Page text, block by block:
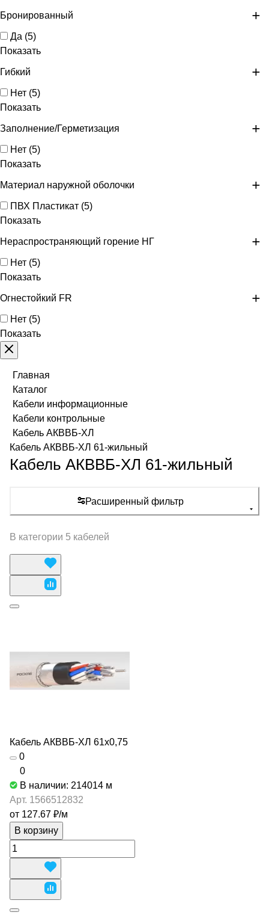
Бронированный
Да (5)
Показать
Гибкий
Нет (5)
Показать
Заполнение/Герметизация
Нет (5)
Показать
Материал наружной оболочки
ПВХ Пластикат (5)
Показать
Нераспространяющий горение НГ
Нет (5)
Показать
Огнестойкий FR
Нет (5)
Показать
Главная
Каталог
Кабели информационные
Кабели контрольные
Кабель АКВВБ-ХЛ
Кабель АКВВБ-ХЛ 61-жильный
Кабель АКВВБ-ХЛ 61-жильный
Расширенный фильтр
В категории 5 кабелей
Кабель АКВВБ-ХЛ 61х0,75
0
0
В наличии: 214014 м
Арт. 1566512832
от 127.67 ₽/м
В корзину